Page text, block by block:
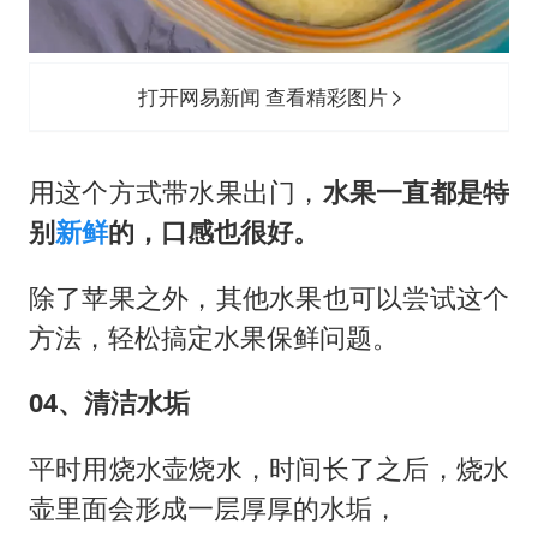
打开网易新闻 查看精彩图片
用这个方式带水果出门， 水果一直都是特
别新鲜的，口感也很好。
除了苹果之外，其他水果也可以尝试这个
方法，轻松搞定水果保鲜问题。
04、清洁水垢
平时用烧水壶烧水，时间长了之后，烧水
壶里面会形成一层厚厚的水垢，